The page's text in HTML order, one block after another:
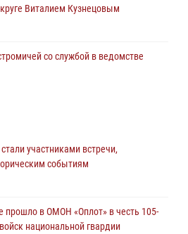
Виталием Кузнецовым
со службой в ведомстве
портал «Единых государственных
участниками встречи,
событиям
прошло в ОМОН «Оплот» в честь 105-
национальной гвардии